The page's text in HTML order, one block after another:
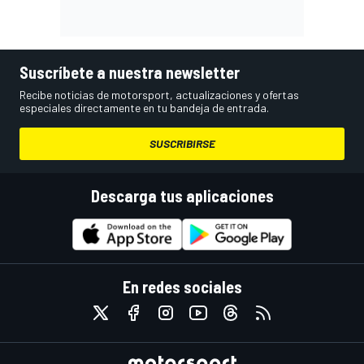
Suscríbete a nuestra newsletter
Recibe noticias de motorsport, actualizaciones y ofertas
especiales directamente en tu bandeja de entrada.
SUSCRIBIRSE
Descarga tus aplicaciones
En redes sociales